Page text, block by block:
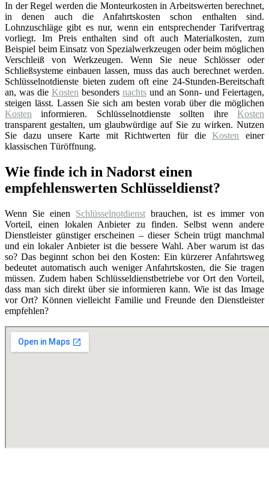
In der Regel werden die Monteurkosten in Arbeitswerten berechnet,
in denen auch die Anfahrtskosten schon enthalten sind.
Lohnzuschläge gibt es nur, wenn ein entsprechender Tarifvertrag
vorliegt. Im Preis enthalten sind oft auch Materialkosten, zum
Beispiel beim Einsatz von Spezialwerkzeugen oder beim möglichen
Verschleiß von Werkzeugen. Wenn Sie neue Schlösser oder
Schließsysteme einbauen lassen, muss das auch berechnet werden.
Schlüsselnotdienste bieten zudem oft eine 24-Stunden-Bereitschaft
an, was die Kosten besonders nachts und an Sonn- und Feiertagen,
steigen lässt. Lassen Sie sich am besten vorab über die möglichen
Kosten informieren. Schlüsselnotdienste sollten ihre Kosten
transparent gestalten, um glaubwürdige auf Sie zu wirken. Nutzen
Sie dazu unsere Karte mit Richtwerten für dieKosten einer
klassischen Türöffnung.
Wie finde ich in Nadorst einen
empfehlenswerten Schlüsseldienst?
Wenn Sie einen Schlüsselnotdienst brauchen, ist es immer von
Vorteil, einen lokalen Anbieter zu finden. Selbst wenn andere
Dienstleister günstiger erscheinen – dieser Schein trügt manchmal
und ein lokaler Anbieter ist die bessere Wahl. Aber warum ist das
so? Das beginnt schon bei den Kosten: Ein kürzerer Anfahrtsweg
bedeutet automatisch auch weniger Anfahrtskosten, die Sie tragen
müssen. Zudem haben Schlüsseldienstbetriebe vor Ort den Vorteil,
dass man sich direkt über sie informieren kann. Wie ist das Image
vor Ort? Können vielleicht Familie und Freunde den Dienstleister
empfehlen?